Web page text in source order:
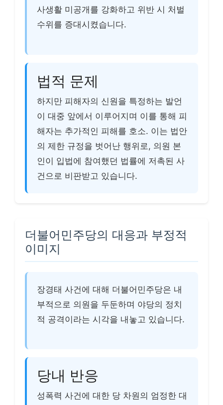
사생활 미공개를 강화하고 위반 시 처벌
수위를 증대시켰습니다.
법적 문제
하지만 피해자의 신원을 특정하는 발언
이 대중 앞에서 이루어지며 이를 통해 피
해자는 추가적인 피해를 호소. 이는 법안
의 제한 규정을 벗어난 행위로, 의원 본
인이 입법에 참여했던 법률에 저촉된 사
건으로 비판받고 있습니다.
더불어민주당의 대응과 부정적
이미지
장경태 사건에 대해 더불어민주당은 내
부적으로 의원을 두둔하며 야당의 정치
적 공격이라는 시각을 내놓고 있습니다.
당내 반응
성폭력 사건에 대한 당 차원의 엄정한 대